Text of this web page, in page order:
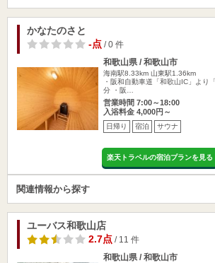
かなたのさと
-点/ 0 件
和歌山県 / 和歌山市
海南駅8.33km 山東駅1.36km
・阪和自動車道「和歌山IC」より
分 ・阪…
営業時間 7:00～18:00
入浴料金 4,000円～
日帰り 宿泊 サウナ
楽天トラベルの宿泊プランを見る
関連情報から探す
ユーバス和歌山店
2.7点/ 11 件
和歌山県 / 和歌山市